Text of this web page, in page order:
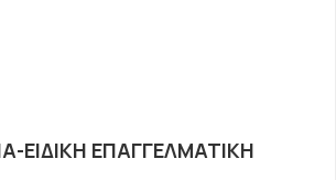
ΕΙΔΙΚΗ ΕΠΑΓΓΕΛΜΑΤΙΚΗ